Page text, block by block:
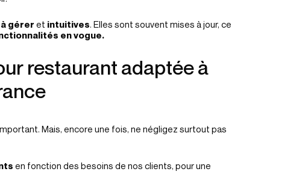
gérer et intuitives. Elles sont souvent mises à jour, ce
en vogue.
restaurant adaptée à
Mais, encore une fois, ne négligez surtout pas
en fonction des besoins de nos clients, pour une